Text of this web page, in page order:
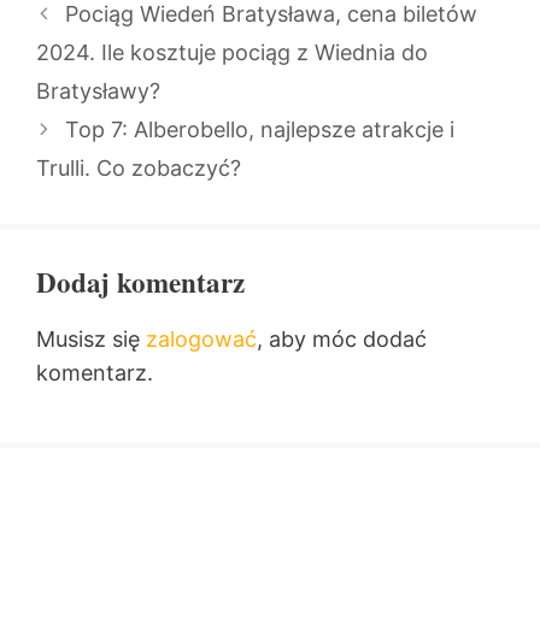
Pociąg Wiedeń Bratysława, cena biletów
2024. Ile kosztuje pociąg z Wiednia do
Bratysławy?
Top 7: Alberobello, najlepsze atrakcje i
Trulli. Co zobaczyć?
Dodaj komentarz
Musisz się zalogować, aby móc dodać
komentarz.